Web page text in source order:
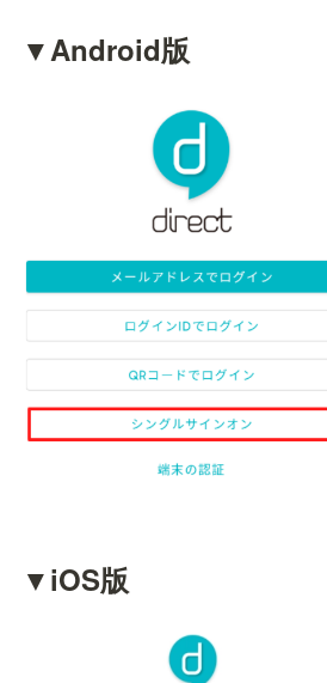
▼Android版
▼iOS版